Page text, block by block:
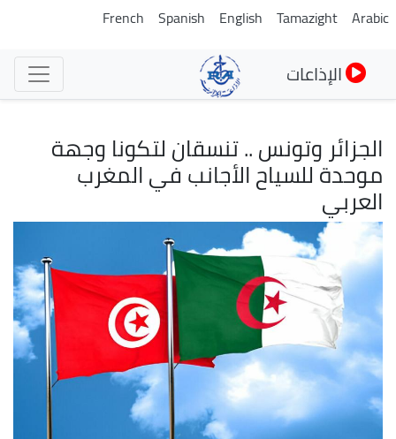
تجاوز
Arabic
Tamazight
English
Spanish
French
الإذاعات
الجزائر وتونس .. تنسقان لتكونا وجهة
موحدة للسياح الأجانب في المغرب
العربي
الصورة